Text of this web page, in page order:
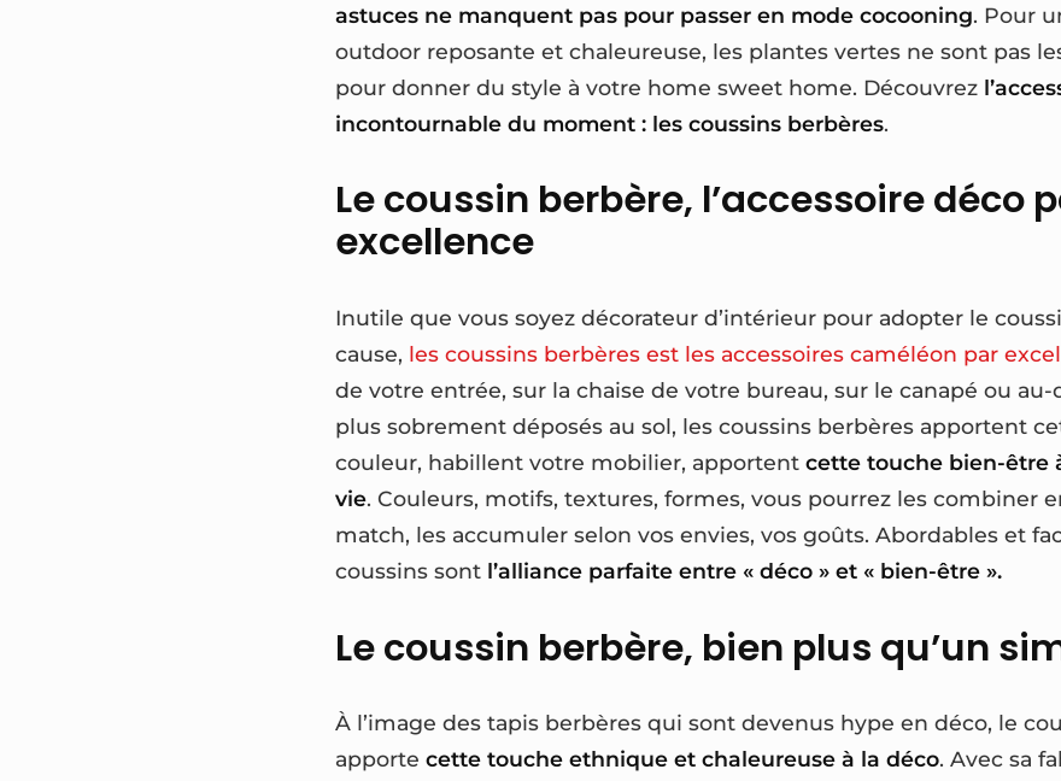
astuces ne manquent pas pour passer en mode cocooning. Pour
outdoor reposante et chaleureuse, les plantes vertes ne sont pas
pour donner du style à votre home sweet home. Découvrez
incontournable du moment : les coussins berbères.
Le coussin berbère, l’accessoire déco
excellence
Inutile que vous soyez décorateur d’intérieur pour adopter le
cause, les coussins berbères est les accessoires caméléon par
de votre entrée, sur la chaise de votre bureau, sur le canapé ou
plus sobrement déposés au sol, les coussins berbères apportent
couleur, habillent votre mobilier, apportentcette touche bien-être
vie. Couleurs, motifs, textures, formes, vous pourrez les combiner
match, les accumuler selon vos envies, vos goûts. Abordables et
coussins sont l’alliance parfaite entre « déco » et « bien-être ».
Le coussin berbère, bien plus qu’un
À l’image des tapis berbères qui sont devenus hype en déco, le
apportecette touche ethnique et chaleureuse à la déco. Avec sa